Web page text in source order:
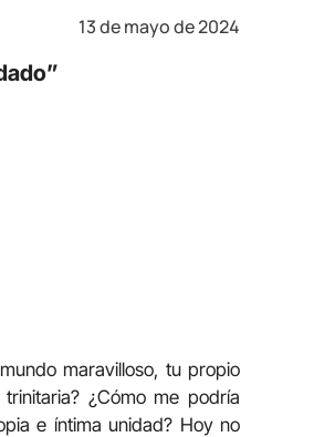
13 de mayo de 2024
maravilloso, tu propio
¿Cómo me podría
e íntima unidad? Hoy no